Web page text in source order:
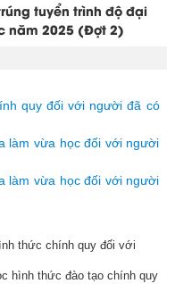
tuyển trình độ đại
năm 2025 (Đợt 2)
quy đối với người đã có
làm vừa học đối với người
làm vừa học đối với người
thức chính quy đối với
hình thức đào tạo chính quy